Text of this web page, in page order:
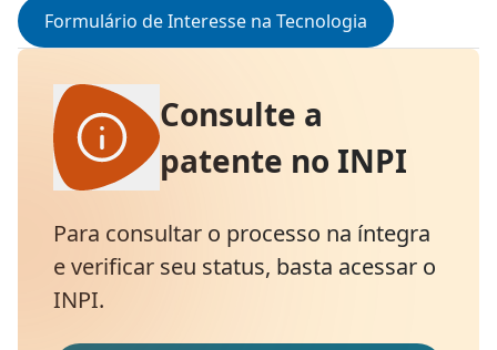
Formulário de Interesse na Tecnologia
Consulte a
patente no INPI
Para consultar o processo na íntegra
e verificar seu status, basta acessar o
INPI.